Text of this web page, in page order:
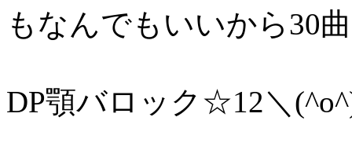
もなんでもいいから30
DP顎バロック☆12＼